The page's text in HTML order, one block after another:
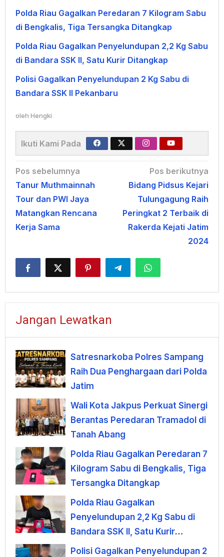
Polda Riau Gagalkan Peredaran 7 Kilogram Sabu
di Bengkalis, Tiga Tersangka Ditangkap
Polda Riau Gagalkan Penyelundupan 2,2 Kg Sabu
di Bandara SSK II, Satu Kurir Ditangkap
Polisi Gagalkan Penyelundupan 2 Kg Sabu di
Bandara SSK II Pekanbaru
oleh Hengki
Ikuti Kami Pada
Navigasi
pos
Pos sebelumnya
Tanur Muthmainnah
Tour dan PWI Jaya
Matangkan Rencana
Kerja Sama
Pos berikutnya
Bidang Pidsus Kejari
Tulungagung Raih
Peringkat 2 Terbaik di
Rakerda Kejati Jatim
2024
Jangan Lewatkan
Satresnarkoba Polres Sampang
Raih Dua Penghargaan dari Polda
Jatim
Wali Kota Jakpus Perkuat Sinergi
Berantas Peredaran Tramadol di
Tanah Abang
Polda Riau Gagalkan Peredaran 7
Kilogram Sabu di Bengkalis, Tiga
Tersangka Ditangkap
Polda Riau Gagalkan
Penyelundupan 2,2 Kg Sabu di
Bandara SSK II, Satu Kurir
Ditangkap
Polisi Gagalkan Penyelundupan 2